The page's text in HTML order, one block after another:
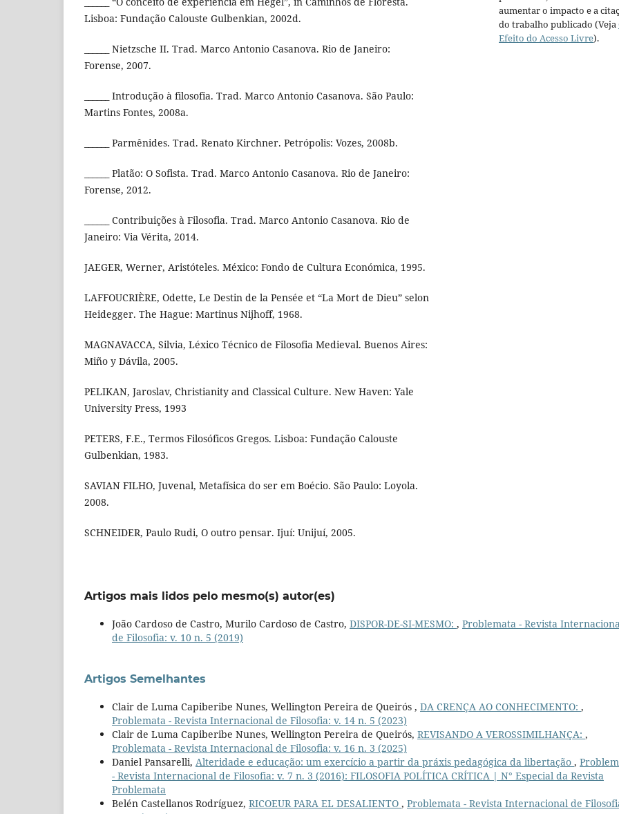
Lisboa: Fundação Calouste Gulbenkian, 2002d.
______ Nietzsche II. Trad. Marco Antonio Casanova. Rio de Janeiro:
Forense, 2007.
______ Introdução à filosofia. Trad. Marco Antonio Casanova. São Paulo:
Martins Fontes, 2008a.
______ Parmênides. Trad. Renato Kirchner. Petrópolis: Vozes, 2008b.
______ Platão: O Sofista. Trad. Marco Antonio Casanova. Rio de Janeiro:
Forense, 2012.
______ Contribuições à Filosofia. Trad. Marco Antonio Casanova. Rio de
Janeiro: Via Vérita, 2014.
JAEGER, Werner, Aristóteles. México: Fondo de Cultura Económica, 1995.
LAFFOUCRIÈRE, Odette, Le Destin de la Pensée et “La Mort de Dieu” selon
Heidegger. The Hague: Martinus Nijhoff, 1968.
MAGNAVACCA, Silvia, Léxico Técnico de Filosofia Medieval. Buenos Aires:
Miño y Dávila, 2005.
PELIKAN, Jaroslav, Christianity and Classical Culture. New Haven: Yale
University Press, 1993
PETERS, F.E., Termos Filosóficos Gregos. Lisboa: Fundação Calouste
Gulbenkian, 1983.
SAVIAN FILHO, Juvenal, Metafísica do ser em Boécio. São Paulo: Loyola.
2008.
SCHNEIDER, Paulo Rudi, O outro pensar. Ijuí: Unijuí, 2005.
aumentar o impacto e a
do trabalho publicado (Veja
Efeito do Acesso Livre).
Artigos mais lidos pelo mesmo(s) autor(es)
João Cardoso de Castro, Murilo Cardoso de Castro, DISPOR-DE-SI-MESMO: , Problemata - Revista
de Filosofia: v. 10 n. 5 (2019)
Artigos Semelhantes
Clair de Luma Capiberibe Nunes, Wellington Pereira de Queirós , DA CRENÇA AO CONHECIMENTO: ,
Problemata - Revista Internacional de Filosofia: v. 14 n. 5 (2023)
Clair de Luma Capiberibe Nunes, Wellington Pereira de Queirós, REVISANDO A VEROSSIMILHANÇA: ,
Problemata - Revista Internacional de Filosofia: v. 16 n. 3 (2025)
Daniel Pansarelli, Alteridade e educação: um exercício a partir da práxis pedagógica da libertação ,
- Revista Internacional de Filosofia: v. 7 n. 3 (2016): FILOSOFIA POLÍTICA CRÍTICA | N° Especial da Revista
Problemata
Belén Castellanos Rodríguez, RICOEUR PARA EL DESALIENTO , Problemata - Revista Internacional de